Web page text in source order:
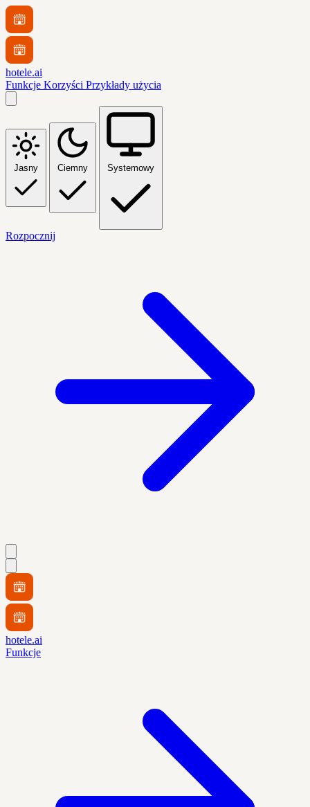
hotele.ai
Funkcje Korzyści Przykłady użycia
Jasny Ciemny Systemowy
Rozpocznij
hotele.ai
Funkcje